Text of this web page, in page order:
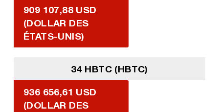
909 107,88 USD
(DOLLAR DES
ÉTATS-UNIS)
34 HBTC (HBTC)
936 656,61 USD
(DOLLAR DES